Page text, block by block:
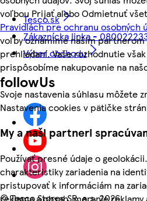
voľbou Prijať alebo Odmietnuť
Pravidlách pre ochranu osobných
voľby oznámime našim partnerom
prehliadaní. Vaše rozhodnutie
prispôsobíme nakupovanie na
Svoje nastavenia súhlasu môžete
Nastavenia cookies v pätičke
My a naši partneri
Používať presné údaje o
charakteristiky zariadenia na
pristupovať k informáciám na
Tesco.sk
Zákaznícka linka -
Výber obchodu
followUs
©Tesco Stores SR, a.s. 2026